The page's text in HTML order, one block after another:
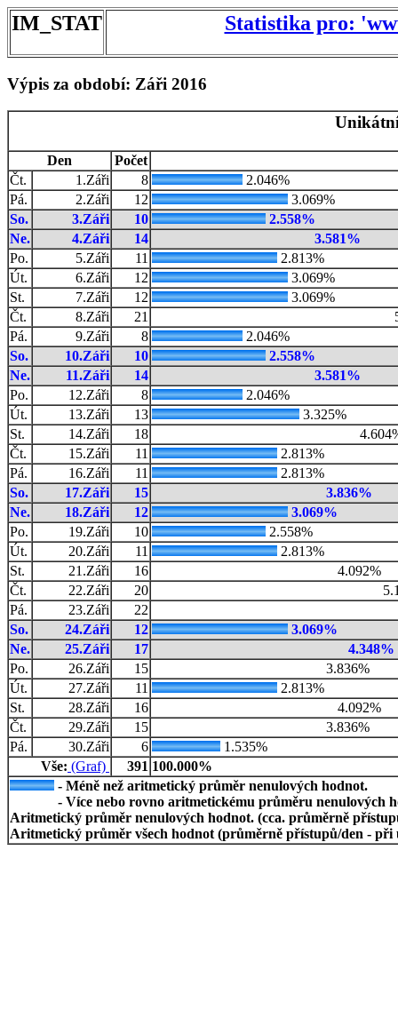
IM_STAT Statistika pro:
Výpis za období: Záři 2016
Den
Počet
Čt.
1.Záři 8
2.046%
Pá.
2.Záři 12
3.069%
So.
3.Záři 10
2.558%
Ne.
4.Záři 14
3.581%
Po.
5.Záři 11
2.813%
Út.
6.Záři 12
3.069%
St.
7.Záři 12
3.069%
Čt.
8.Záři 21
Pá.
9.Záři 8
2.046%
So.
10.Záři 10
2.558%
Ne.
11.Záři 14
3.581%
Po.
12.Záři 8
2.046%
Út.
13.Záři 13
3.325%
St.
14.Záři 18
Čt.
15.Záři 11
2.813%
Pá.
16.Záři 11
2.813%
So.
17.Záři 15
3.836%
Ne.
18.Záři 12
3.069%
Po.
19.Záři 10
2.558%
Út.
20.Záři 11
2.813%
St.
21.Záři 16
4.092%
Čt.
22.Záři 20
Pá.
23.Záři
22
So.
24.Záři 12
3.069%
Ne.
25.Záři 17
4.348%
Po.
26.Záři 15
3.836%
Út.
27.Záři 11
2.813%
St.
28.Záři 16
4.092%
Čt.
29.Záři 15
3.836%
Pá.
30.Záři 6
1.535%
Vše: (Graf) 391 100.000%
- Méně než aritmetický průměr nenulových hodnot.
- Více nebo rovno aritmetickému průměru nenulových
Aritmetický průměr nenulových hodnot. (cca. průměrně
Aritmetický průměr všech hodnot (průměrně přístupů/den - při